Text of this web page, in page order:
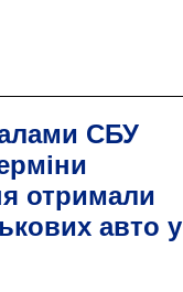
СБУ
отримали
авто у